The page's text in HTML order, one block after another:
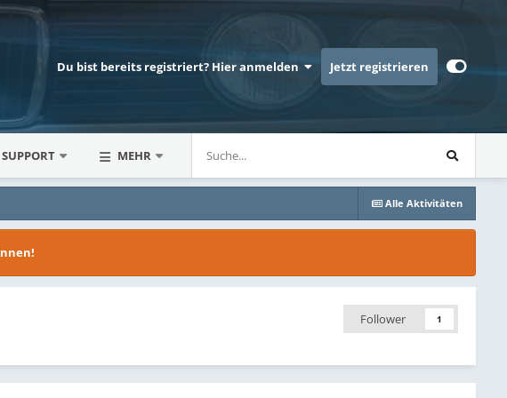
Du bist bereits registriert? Hier anmelden Jetzt registrieren
SUPPORT MEHR
Alle Aktivitäten
Follower 1